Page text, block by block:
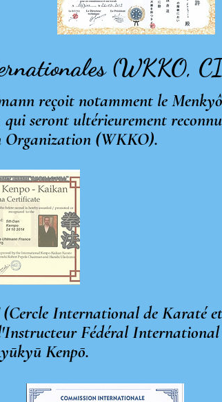
(WKKO,
reçoit notamment le
qui seront ultérieurement
(WKKO).
International de Karaté
Fédéral
Kenpō.